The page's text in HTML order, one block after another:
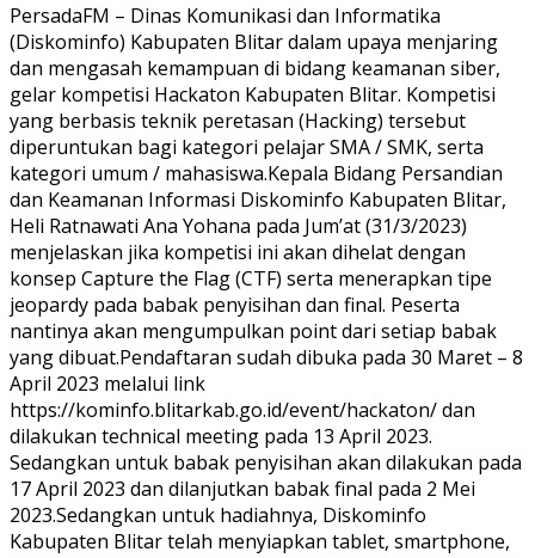
PersadaFM – Dinas Komunikasi dan Informatika
(Diskominfo) Kabupaten Blitar dalam upaya menjaring
dan mengasah kemampuan di bidang keamanan siber,
gelar kompetisi Hackaton Kabupaten Blitar. Kompetisi
yang berbasis teknik peretasan (Hacking) tersebut
diperuntukan bagi kategori pelajar SMA / SMK, serta
kategori umum / mahasiswa.Kepala Bidang Persandian
dan Keamanan Informasi Diskominfo Kabupaten Blitar,
Heli Ratnawati Ana Yohana pada Jum’at (31/3/2023)
menjelaskan jika kompetisi ini akan dihelat dengan
konsep Capture the Flag (CTF) serta menerapkan tipe
jeopardy pada babak penyisihan dan final. Peserta
nantinya akan mengumpulkan point dari setiap babak
yang dibuat.Pendaftaran sudah dibuka pada 30 Maret – 8
April 2023 melalui link
https://kominfo.blitarkab.go.id/event/hackaton/ dan
dilakukan technical meeting pada 13 April 2023.
Sedangkan untuk babak penyisihan akan dilakukan pada
17 April 2023 dan dilanjutkan babak final pada 2 Mei
2023.Sedangkan untuk hadiahnya, Diskominfo
Kabupaten Blitar telah menyiapkan tablet, smartphone,